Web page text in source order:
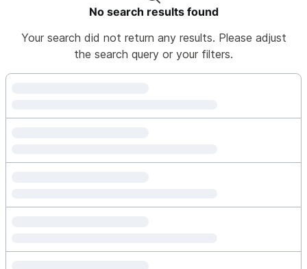
No search results found
Your search did not return any results. Please adjust
the search query or your filters.